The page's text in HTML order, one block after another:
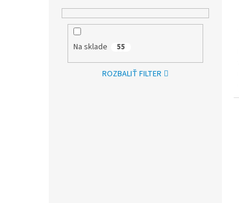
Na sklade 55
ROZBALIŤ FILTER